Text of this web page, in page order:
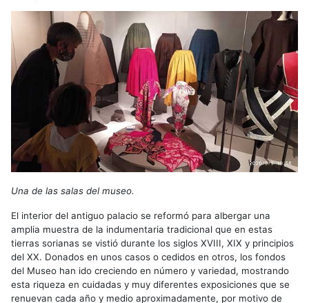
Una de las salas del museo.
El interior del antiguo palacio se reformó para albergar una
amplia muestra de la indumentaria tradicional que en estas
tierras sorianas se vistió durante los siglos XVIII, XIX y principios
del XX. Donados en unos casos o cedidos en otros, los fondos
del Museo han ido creciendo en número y variedad, mostrando
esta riqueza en cuidadas y muy diferentes exposiciones que se
renuevan cada año y medio aproximadamente, por motivo de